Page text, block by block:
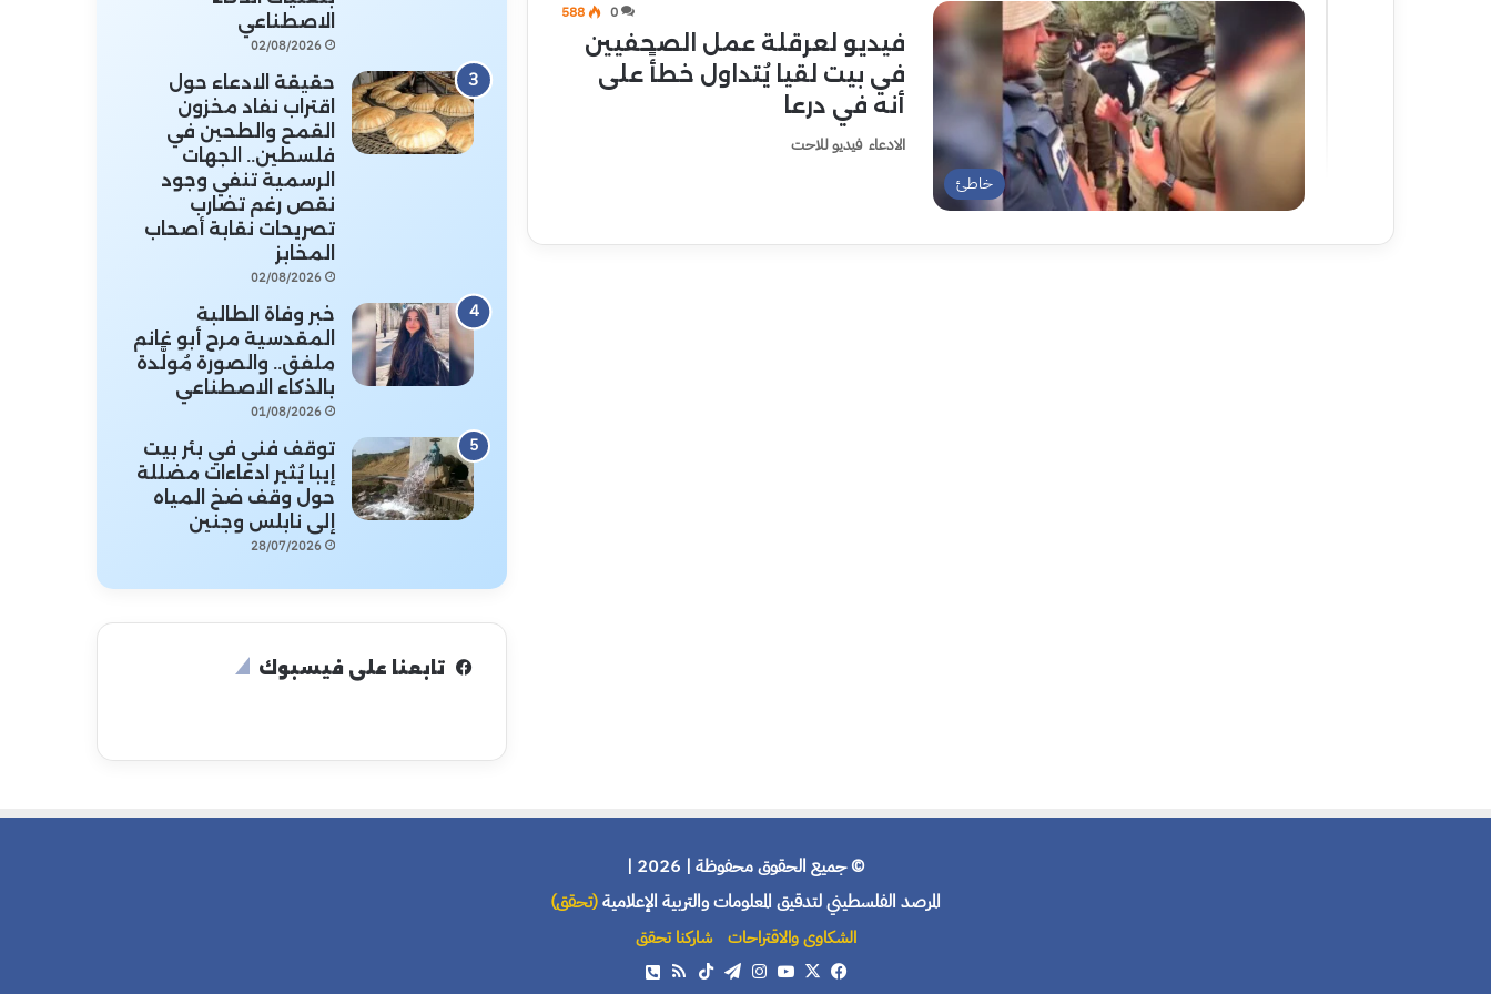
خاطئ
0
588
فيديو لعرقلة عمل الصحفيين
في بيت لقيا يُتداول خطأً على
أنه في درعا
الادعاء فيديو للاحت
الاصطناعي
02/08/2026
حقيقة الادعاء حول
اقتراب نفاد مخزون
القمح والطحين في
فلسطين.. الجهات
الرسمية تنفي وجود
نقص رغم تضارب
تصريحات نقابة أصحاب
المخابز
02/08/2026
خبر وفاة الطالبة
المقدسية مرح أبو غانم
ملفق.. والصورة مُولَّدة
بالذكاء الاصطناعي
01/08/2026
توقف فني في بئر بيت
إيبا يُثير ادعاءات مضللة
حول وقف ضخ المياه
إلى نابلس وجنين
28/07/2026
تابعنا على فيسبوك
© جميع الحقوق محفوظة | 2026 |
المرصد الفلسطيني لتدقيق المعلومات والتربية الإعلامية(تحقق)
الشكاوى والاقتراحات
شاركنا تحقق
فيسبوك
X يوتيوبانستقرامتيلقرام‫TikTokملخص